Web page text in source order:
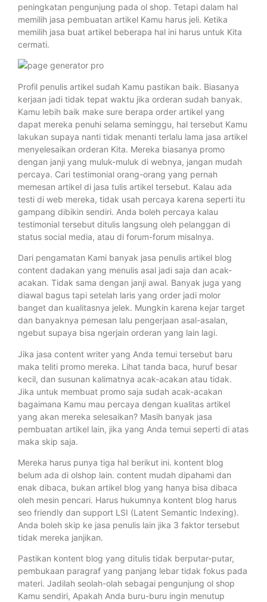
peningkatan pengunjung pada ol shop. Tetapi dalam hal
memilih jasa pembuatan artikel Kamu harus jeli. Ketika
memilih jasa buat artikel beberapa hal ini harus untuk Kita
cermati.
Profil penulis artikel sudah Kamu pastikan baik. Biasanya
kerjaan jadi tidak tepat waktu jika orderan sudah banyak.
Kamu lebih baik make sure berapa order artikel yang
dapat mereka penuhi selama seminggu, hal tersebut Kamu
lakukan supaya nanti tidak menanti terlalu lama jasa artikel
menyelesaikan orderan Kita. Mereka biasanya promo
dengan janji yang muluk-muluk di webnya, jangan mudah
percaya. Cari testimonial orang-orang yang pernah
memesan artikel di jasa tulis artikel tersebut. Kalau ada
testi di web mereka, tidak usah percaya karena seperti itu
gampang dibikin sendiri. Anda boleh percaya kalau
testimonial tersebut ditulis langsung oleh pelanggan di
status social media, atau di forum-forum misalnya.
Dari pengamatan Kami banyak jasa penulis artikel blog
content dadakan yang menulis asal jadi saja dan acak-
acakan. Tidak sama dengan janji awal. Banyak juga yang
diawal bagus tapi setelah laris yang order jadi molor
banget dan kualitasnya jelek. Mungkin karena kejar target
dan banyaknya pemesan lalu pengerjaan asal-asalan,
ngebut supaya bisa ngerjain orderan yang lain lagi.
Jika jasa content writer yang Anda temui tersebut baru
maka teliti promo mereka. Lihat tanda baca, huruf besar
kecil, dan susunan kalimatnya acak-acakan atau tidak.
Jika untuk membuat promo saja sudah acak-acakan
bagaimana Kamu mau percaya dengan kualitas artikel
yang akan mereka selesaikan? Masih banyak jasa
pembuatan artikel lain, jika yang Anda temui seperti di atas
maka skip saja.
Mereka harus punya tiga hal berikut ini. kontent blog
belum ada di olshop lain. content mudah dipahami dan
enak dibaca, bukan artikel blog yang hanya bisa dibaca
oleh mesin pencari. Harus hukumnya kontent blog harus
seo friendly dan support LSI (Latent Semantic Indexing).
Anda boleh skip ke jasa penulis lain jika 3 faktor tersebut
tidak mereka janjikan.
Pastikan kontent blog yang ditulis tidak berputar-putar,
pembukaan paragraf yang panjang lebar tidak fokus pada
materi. Jadilah seolah-olah sebagai pengunjung ol shop
Kamu sendiri, Apakah Anda buru-buru ingin menutup